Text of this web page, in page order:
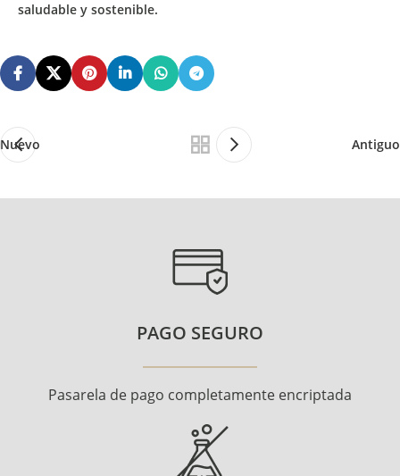
saludable y sostenible.
Nuevo Antiguo
PAGO SEGURO
Pasarela de pago completamente encriptada